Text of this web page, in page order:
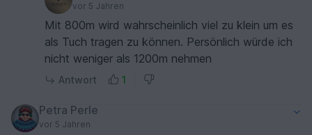
vor 5 Jahren
Mit 800m wird wahrscheinlich viel zu klein um es
als Tuch tragen zu können. Persönlich würde ich
nicht weniger als 1200m nehmen
Antwort 1
Petra Perle
vor 5 Jahren